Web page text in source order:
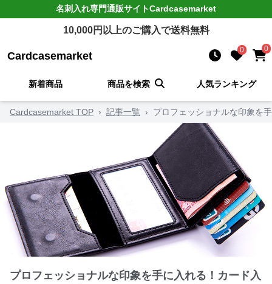
名刺入れ専門通販サイトCardcasemarket
10,000円以上のご購入で送料無料
Cardcasemarket 0 0
新着商品 商品を検索 人気ランキング
Cardcasemarket TOP › 記事一覧 › プロフェッショナルな印象を
プロフェッショナルな印象を手に入れる！カード入